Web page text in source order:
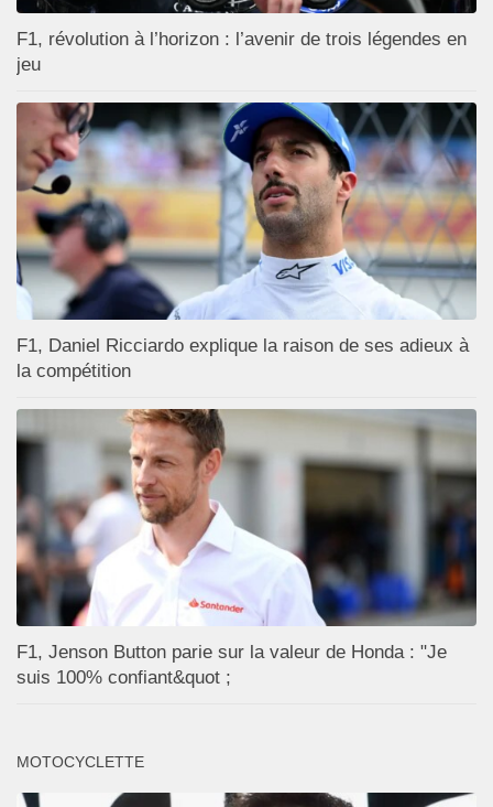
F1, révolution à l’horizon : l’avenir de trois légendes en
jeu
F1, Daniel Ricciardo explique la raison de ses adieux à
la compétition
F1, Jenson Button parie sur la valeur de Honda : "Je
suis 100% confiant&quot ;
MOTOCYCLETTE